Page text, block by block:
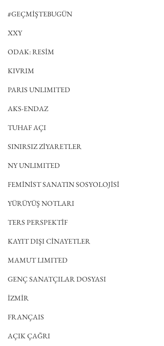
#GEÇMİŞTEBUGÜN
XXY
ODAK: RESİM
KIVRIM
PARIS UNLIMITED
AKS-ENDAZ
TUHAF AÇI
SINIRSIZ ZİYARETLER
NY UNLIMITED
FEMİNİST SANATIN SOSYOLOJİSİ
YÜRÜYÜŞ NOTLARI
TERS PERSPEKTİF
KAYIT DIŞI CİNAYETLER
MAMUT LIMITED
GENÇ SANATÇILAR DOSYASI
İZMİR
FRANÇAIS
AÇIK ÇAĞRI